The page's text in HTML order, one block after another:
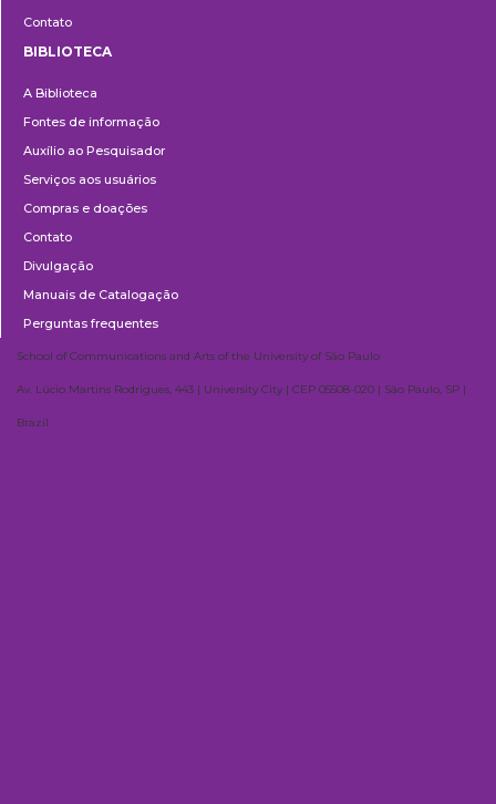
Contato
BIBLIOTECA
A Biblioteca
Fontes de informação
Auxílio ao Pesquisador
Serviços aos usuários
Compras e doações
Contato
Divulgação
Manuais de Catalogação
Perguntas frequentes
School of Communications and Arts of the University of São Paulo
Av. Lúcio Martins Rodrigues, 443 | University City | CEP 05508-020 | São Paulo, SP |
Brazil